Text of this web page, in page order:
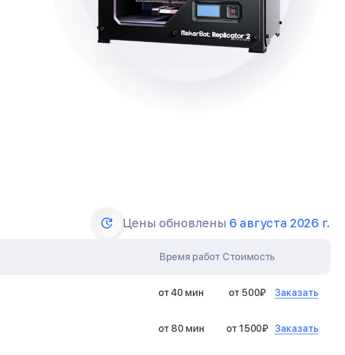
Цены обновлены 6 августа 2026 г.
Время работ Стоимость
от 40 мин от 500₽ Заказать
от 80 мин от 1500₽ Заказать